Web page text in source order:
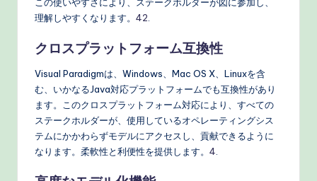
理解しやすくなります。 42
クロスプラットフォーム互換性
Visual Paradigmは、Windows、Mac OS X、Linuxを含
む、いかなるJava対応プラットフォームでも互換性があり
ます。このクロスプラットフォーム対応により、すべての
ステークホルダーが、使用しているオペレーティングシス
テムにかかわらずモデルにアクセスし、貢献できるように
なります。柔軟性と利便性を提供します。 4